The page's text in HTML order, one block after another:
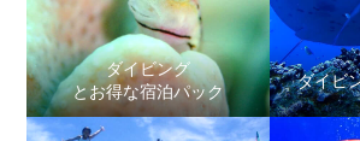
ダイビング
とお得な宿泊パック
ダイビ